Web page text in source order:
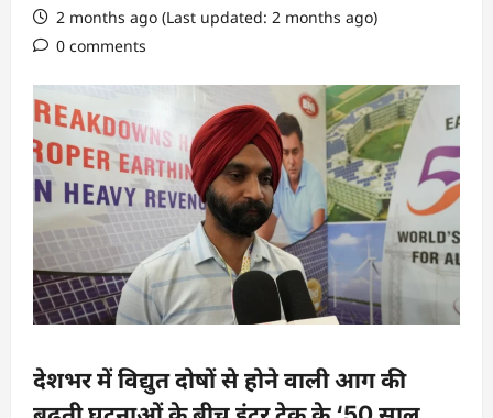
2 months ago (Last updated: 2 months ago)
0 comments
देशभर में विद्युत दोषों से होने वाली आग की